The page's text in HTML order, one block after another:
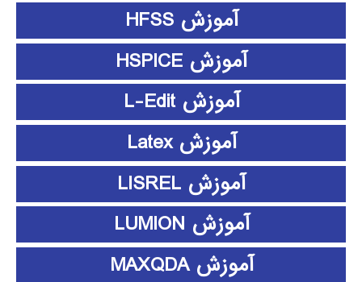
آموزش HFSS
آموزش HSPICE
آموزش L-Edit
آموزش Latex
آموزش LISREL
آموزش LUMION
آموزش MAXQDA